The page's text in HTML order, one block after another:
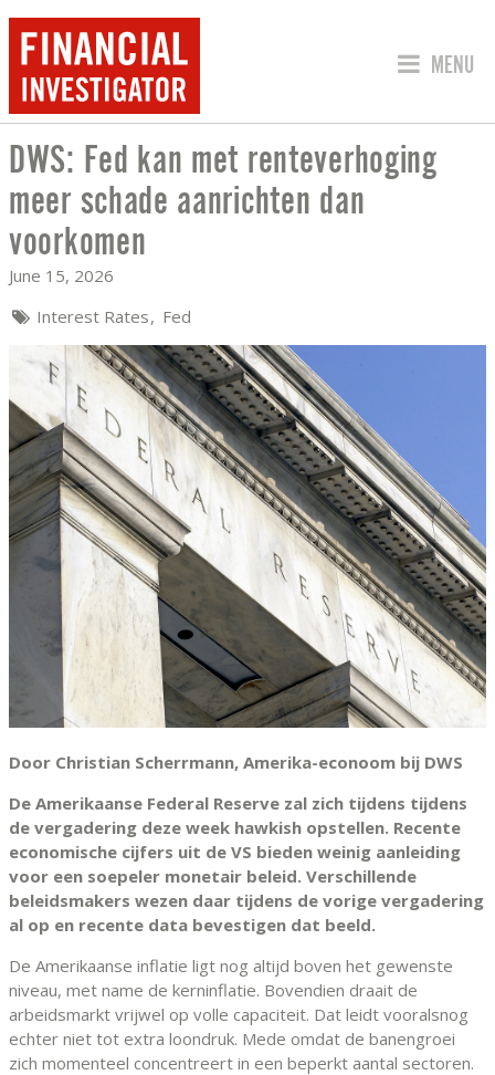
JUMP
MENU
DWS: FED KAN MET
DWS: Fed kan met renteverhoging
meer schade aanrichten dan
voorkomen
June 15, 2026
Interest Rates Fed
Door Christian Scherrmann, Amerika-econoom bij DWS
De Amerikaanse Federal Reserve zal zich tijdens tijdens
de vergadering deze week hawkish opstellen. Recente
economische cijfers uit de VS bieden weinig aanleiding
voor een soepeler monetair beleid. Verschillende
beleidsmakers wezen daar tijdens de vorige vergadering
al op en recente data bevestigen dat beeld.
De Amerikaanse inflatie ligt nog altijd boven het gewenste
niveau, met name de kerninflatie. Bovendien draait de
arbeidsmarkt vrijwel op volle capaciteit. Dat leidt vooralsnog
echter niet tot extra loondruk. Mede omdat de banengroei
zich momenteel concentreert in een beperkt aantal sectoren.